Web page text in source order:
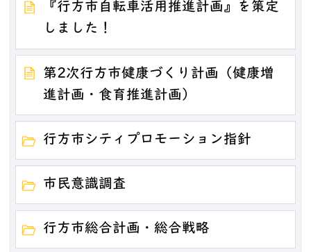
『行方市自転車活用推進計画』を策定
しました！
第2次行方市健康づくり計画（健康増
進計画・食育推進計画）
行方市シティプロモーション指針
市民意識調査
行方市総合計画・総合戦略